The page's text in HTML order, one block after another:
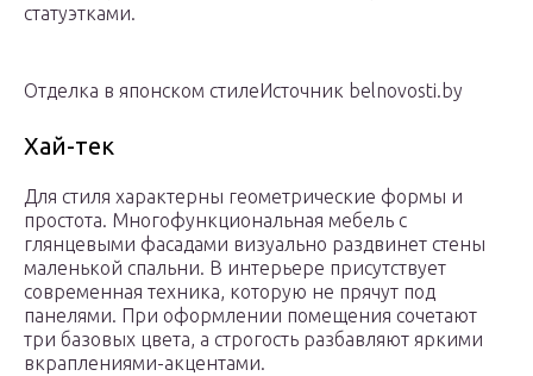
статуэтками.
Отделка в японском стилеИсточник belnovosti.by
Хай-тек
Для стиля характерны геометрические формы и
простота. Многофункциональная мебель с
глянцевыми фасадами визуально раздвинет стены
маленькой спальни. В интерьере присутствует
современная техника, которую не прячут под
панелями. При оформлении помещения сочетают
три базовых цвета, а строгость разбавляют яркими
вкраплениями-акцентами.